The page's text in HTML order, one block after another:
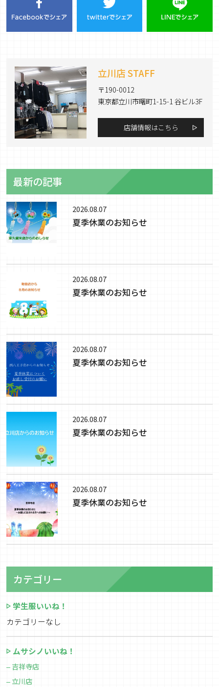
立川店 STAFF
〒190-0012
東京都立川市曙町1-15-1 谷ビル3F
店舗情報はこちら
最新の記事
2026.08.07
夏季休業のお知らせ
2026.08.07
夏季休業のお知らせ
2026.08.07
夏季休業のお知らせ
2026.08.07
夏季休業のお知らせ
2026.08.07
夏季休業のお知らせ
カテゴリー
学生服いいね！
カテゴリーなし
ムサシノいいね！
吉祥寺店
立川店